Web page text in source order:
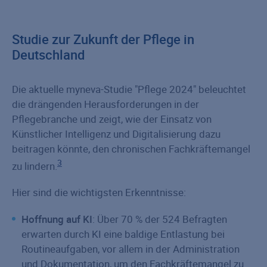
Studie zur Zukunft der Pflege in
Deutschland
Die aktuelle myneva-Studie "Pflege 2024" beleuchtet
die drängenden Herausforderungen in der
Pflegebranche und zeigt, wie der Einsatz von
Künstlicher Intelligenz und Digitalisierung dazu
beitragen könnte, den chronischen Fachkräftemangel
zu lindern. 3
Hier sind die wichtigsten Erkenntnisse:
Hoffnung auf KI: Über 70 % der 524 Befragten
erwarten durch KI eine baldige Entlastung bei
Routineaufgaben, vor allem in der Administration
und Dokumentation, um den Fachkräftemangel zu